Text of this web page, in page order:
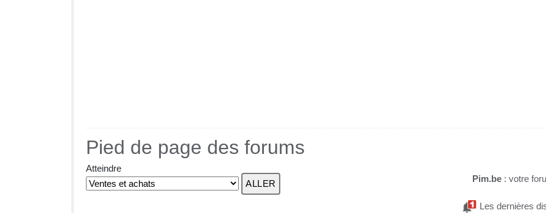
Pied de page des forums
Atteindre
Pim.be : votre
Les dernières